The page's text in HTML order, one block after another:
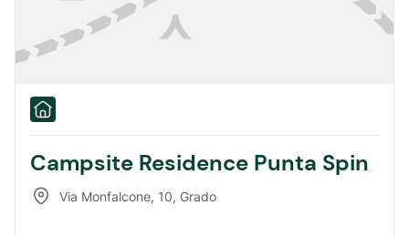
Campsite Residence Punta Spin
Via Monfalcone, 10, Grado